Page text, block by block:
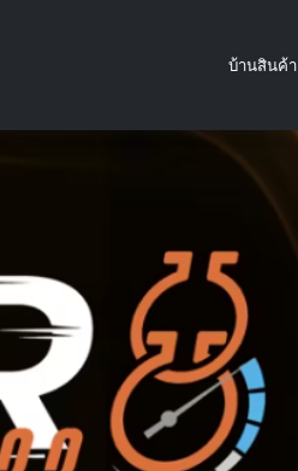
บ้านสินค้า